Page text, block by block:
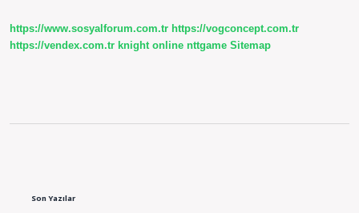
https://www.sosyalforum.com.tr https://vogconcept.com.tr
https://vendex.com.tr knight online nttgame Sitemap
Son Yazılar